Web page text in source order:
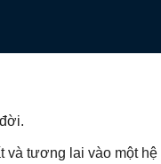
và tương lai vào một